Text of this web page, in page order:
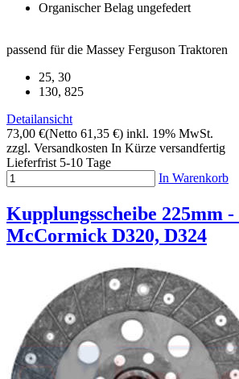
Organischer Belag ungefedert
passend für die Massey Ferguson Traktoren
25, 30
130, 825
Detailansicht
73,00 €(Netto 61,35 €) inkl. 19% MwSt.
zzgl. Versandkosten In Kürze versandfertig
Lieferfrist 5-10 Tage
In Warenkorb
Kupplungsscheibe 225mm
McCormick D320, D324